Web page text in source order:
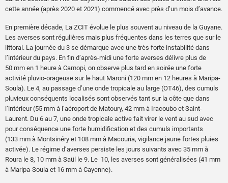
cette année (après 2020 et 2021) commencé avec près d’un mois d’avance.
En première décade, La ZCIT évolue le plus souvent au niveau de la Guyane.
Les averses sont régulières mais plus fréquentes dans les terres que sur le
littoral. La journée du 3 se démarque avec une très forte instabilité dans
l’intérieur du pays. En fin d’après-midi une forte averses délivre plus de
50 mm en 1 heure à Camopi, on observe plus tard en soirée une forte
activité pluvio-orageuse sur le haut Maroni (120 mm en 12 heures à Maripa-
Soula). Le 4, au passage d’une onde tropicale au large (OT46), des cumuls
pluvieux conséquents localisés sont observés tant sur la côte que dans
l’intérieur (55 mm à l’aéroport de Matoury, 42 mm à Iracoubo et Saint-
Laurent. Du 6 au 7, une onde tropicale active fait virer le vent au sud avec
pour conséquence une forte humidification et des cumuls importants
(133 mm à Montsinéry et 108 mm à Macouria, vigilance jaune fortes pluies
activée). Le régime d’averses persiste les jours suivants avec 35 mm à
Roura le 8, 10 mm à Saül le 9. Le 10, les averses sont généralisées (41 mm
à Maripa-Soula et 16 mm à Cayenne).